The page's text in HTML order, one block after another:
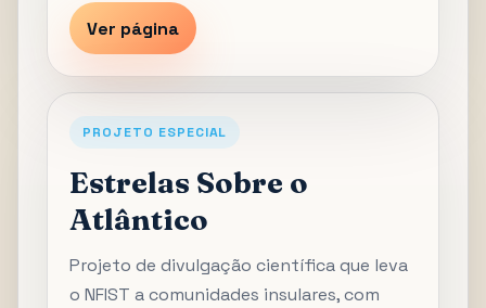
Ver página
PROJETO ESPECIAL
Estrelas Sobre o
Atlântico
Projeto de divulgação científica que leva
o NFIST a comunidades insulares, com